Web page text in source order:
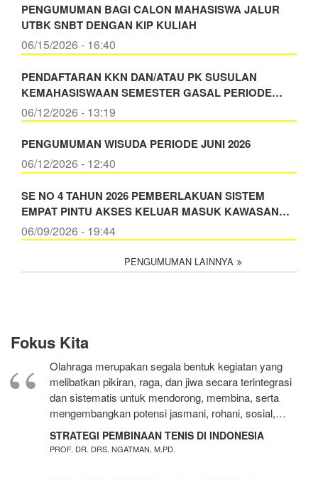
PENGUMUMAN BAGI CALON MAHASISWA JALUR
UTBK SNBT DENGAN KIP KULIAH
06/15/2026 - 16:40
PENDAFTARAN KKN DAN/ATAU PK SUSULAN
KEMAHASISWAAN SEMESTER GASAL PERIODE…
06/12/2026 - 13:19
PENGUMUMAN WISUDA PERIODE JUNI 2026
06/12/2026 - 12:40
SE NO 4 TAHUN 2026 PEMBERLAKUAN SISTEM
EMPAT PINTU AKSES KELUAR MASUK KAWASAN…
06/09/2026 - 19:44
PENGUMUMAN LAINNYA
Fokus Kita
Olahraga merupakan segala bentuk kegiatan yang
melibatkan pikiran, raga, dan jiwa secara terintegrasi
dan sistematis untuk mendorong, membina, serta
mengembangkan potensi jasmani, rohani, sosial,…
STRATEGI PEMBINAAN TENIS DI INDONESIA
PROF. DR. DRS. NGATMAN, M.PD.